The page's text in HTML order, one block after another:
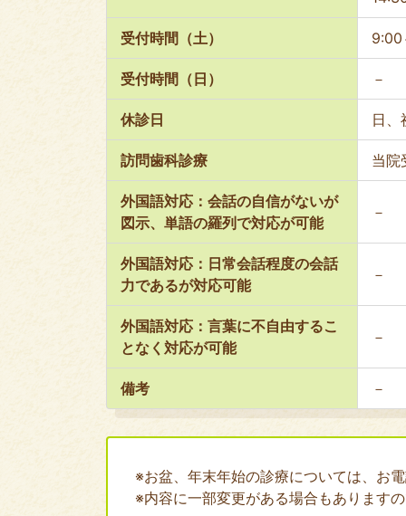
受付時間（土） 9:00
受付時間（日） －
休診日 日、
訪問歯科診療 当院
外国語対応：会話の自信がないが
図示、単語の羅列で対応が可能
－
外国語対応：日常会話程度の会話
力であるが対応可能
－
外国語対応：言葉に不自由するこ
となく対応が可能
－
備考 －
※お盆、年末年始の診療については、お
※内容に一部変更がある場合もあります